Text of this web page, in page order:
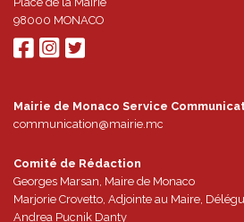
98000 MONACO
Mairie de Monaco Service
communication@mairie.mc
Comité de Rédaction
Georges Marsan, Maire de Monaco
Marjorie Crovetto, Adjointe au Maire,
Andrea Pucnik Danty